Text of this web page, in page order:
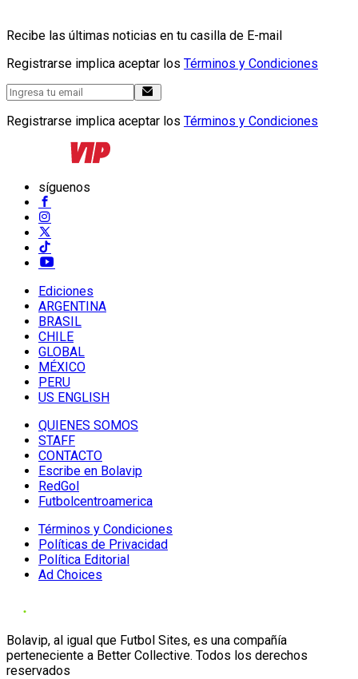
Recibe las últimas noticias en tu casilla de E-mail
Registrarse implica aceptar los Términos y Condiciones
Registrarse implica aceptar los Términos y Condiciones
síguenos
Ediciones
ARGENTINA
BRASIL
CHILE
GLOBAL
MÉXICO
PERU
US ENGLISH
QUIENES SOMOS
STAFF
CONTACTO
Escribe en Bolavip
RedGol
Futbolcentroamerica
Términos y Condiciones
Políticas de Privacidad
Política Editorial
Ad Choices
Bolavip, al igual que Futbol Sites, es una compañía
perteneciente a Better Collective. Todos los derechos
reservados